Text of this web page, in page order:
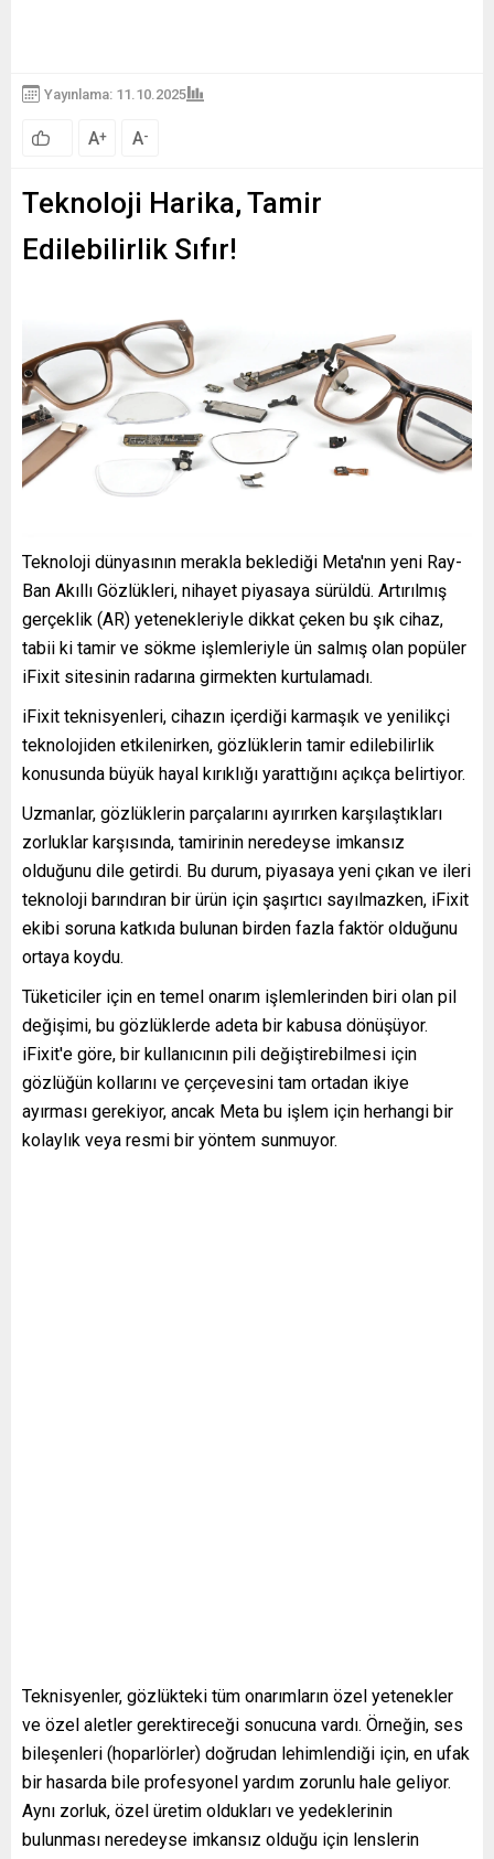
Yayınlama: 11.10.2025
A+ A-
Teknoloji Harika, Tamir
Edilebilirlik Sıfır!
Teknoloji dünyasının merakla beklediği Meta'nın yeni Ray-
Ban Akıllı Gözlükleri, nihayet piyasaya sürüldü. Artırılmış
gerçeklik (AR) yetenekleriyle dikkat çeken bu şık cihaz,
tabii ki tamir ve sökme işlemleriyle ün salmış olan popüler
iFixit sitesinin radarına girmekten kurtulamadı.
iFixit teknisyenleri, cihazın içerdiği karmaşık ve yenilikçi
teknolojiden etkilenirken, gözlüklerin tamir edilebilirlik
konusunda büyük hayal kırıklığı yarattığını açıkça belirtiyor.
Uzmanlar, gözlüklerin parçalarını ayırırken karşılaştıkları
zorluklar karşısında, tamirinin neredeyse imkansız
olduğunu dile getirdi. Bu durum, piyasaya yeni çıkan ve ileri
teknoloji barındıran bir ürün için şaşırtıcı sayılmazken, iFixit
ekibi soruna katkıda bulunan birden fazla faktör olduğunu
ortaya koydu.
Tüketiciler için en temel onarım işlemlerinden biri olan pil
değişimi, bu gözlüklerde adeta bir kabusa dönüşüyor.
iFixit'e göre, bir kullanıcının pili değiştirebilmesi için
gözlüğün kollarını ve çerçevesini tam ortadan ikiye
ayırması gerekiyor, ancak Meta bu işlem için herhangi bir
kolaylık veya resmi bir yöntem sunmuyor.
Teknisyenler, gözlükteki tüm onarımların özel yetenekler
ve özel aletler gerektireceği sonucuna vardı. Örneğin, ses
bileşenleri (hoparlörler) doğrudan lehimlendiği için, en ufak
bir hasarda bile profesyonel yardım zorunlu hale geliyor.
Aynı zorluk, özel üretim oldukları ve yedeklerinin
bulunması neredeyse imkansız olduğu için lenslerin